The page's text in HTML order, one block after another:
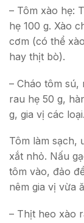
– Tôm xào hẹ:
hẹ 100 g. Xào
cơm (có thể
hay thịt bò).
– Cháo tôm sú,
rau hẹ 50 g,
g, gia vị các loại.
Tôm làm sạch,
xắt nhỏ. Nấu
tôm vào, đảo
nêm gia vị vừa
– Thịt heo xào